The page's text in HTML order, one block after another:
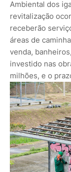
Ambiental dos
revitalização
receberão
áreas de
venda,
investido nas
milhões, e o